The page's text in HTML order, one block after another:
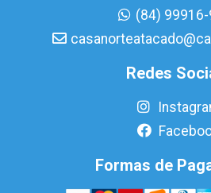
(84)
Redes
Formas de